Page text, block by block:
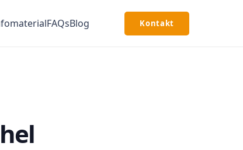
FAQsBlog Kontakt